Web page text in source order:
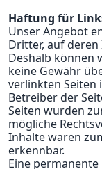
Haftung für
Unser Angebot
Dritter, auf
Deshalb können
keine Gewähr
verlinkten Seiten
Betreiber der
Seiten wurden
mögliche
Inhalte waren
erkennbar.
Eine